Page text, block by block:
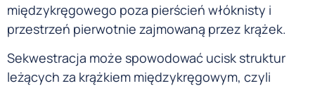
międzykręgowego poza pierścień włóknisty i
przestrzeń pierwotnie zajmowaną przez krążek.
Sekwestracja może spowodować ucisk struktur
leżących za krążkiem międzykręgowym, czyli